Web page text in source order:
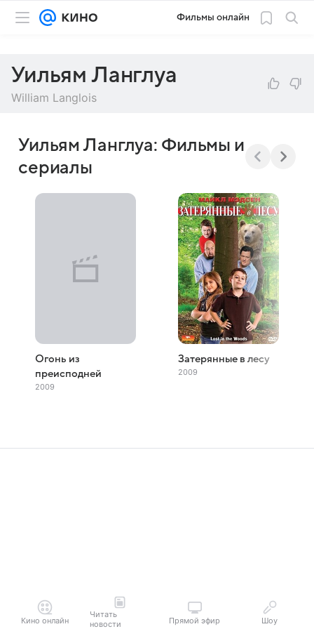
Фильмы онлайн
Уильям Ланглуа
William Langlois
Уильям Ланглуа: Фильмы и
сериалы
Огонь из
преисподней
2009
Затерянные в лесу
2009
Кино онлайн
Читать
новости
Прямой эфир Шоу